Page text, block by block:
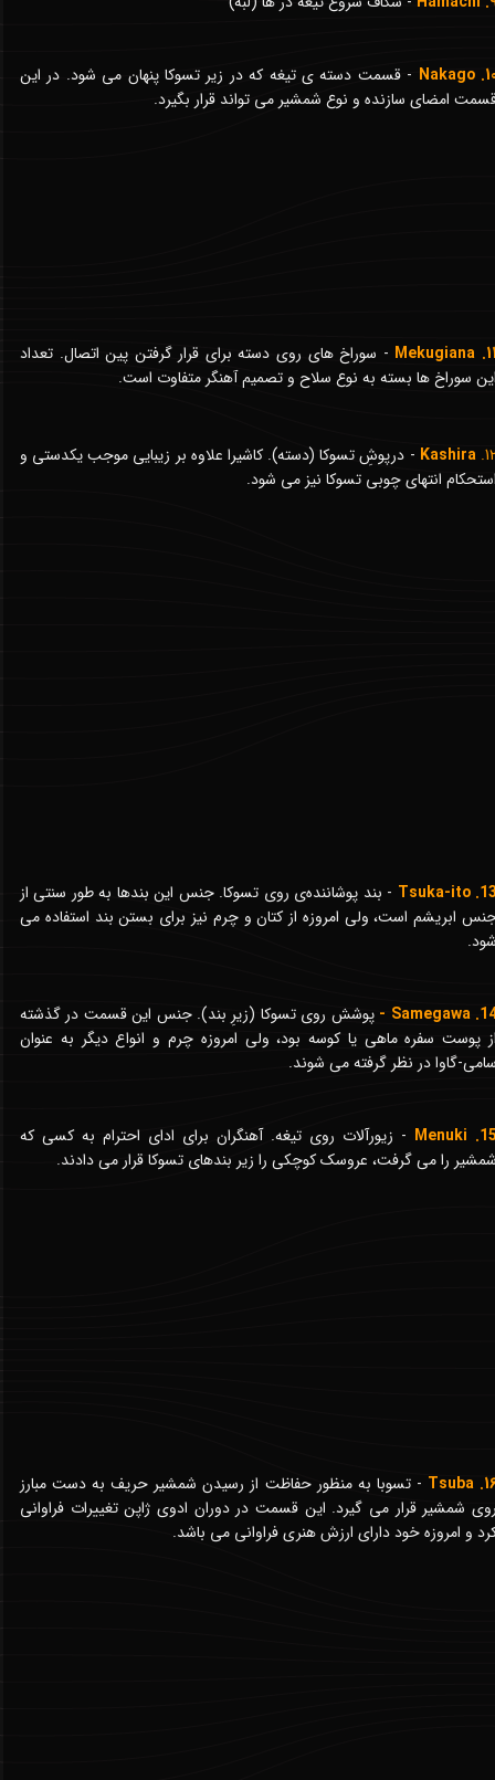
11.
- سوراخ های روی دسته برای قرار گرفتن پین اتصال. تعداد
سوراخ ها بسته به نوع سلاح و تصمیم آهنگر متفاوت است.
Kashira - درپوشِ تسوکا (دسته). کاشیرا علاوه بر زیبایی موجب یکدستی و
انتهای چوبی تسوکا نیز می شود.
13.
- بند پوشاننده‌ی روی تسوکا. جنس این بندها به طور سنتی از
ابریشم است، ولی امروزه از کتان و چرم نیز برای بستن بند استفاده می
Samegawa -
پوشش روی تسوکا (زیرِ بند). جنس این قسمت در گذشته
پوست سفره ماهی یا کوسه بود، ولی امروزه چرم و انواع دیگر به عنوان
گاوا در نظر گرفته می شوند.
15.
- زیورآلات روی تیغه. آهنگران برای ادای احترام به کسی که
را می گرفت، عروسک کوچکی را زیر بندهای تسوکا قرار می دادند.
16.
- تسوبا به منظور حفاظت از رسیدن شمشیر حریف به دست مبارز
شمشیر قرار می گیرد. این قسمت در دوران ادوی ژاپن تغییرات فراوانی
و امروزه خود دارای ارزش هنری فراوانی می باشد.
10.
- قسمت دسته ی تیغه که در زیر تسوکا پنهان می شود. در این
امضای سازنده و نوع شمشیر می تواند قرار بگیرد.